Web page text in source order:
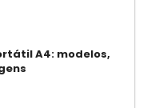
A4: modelos,